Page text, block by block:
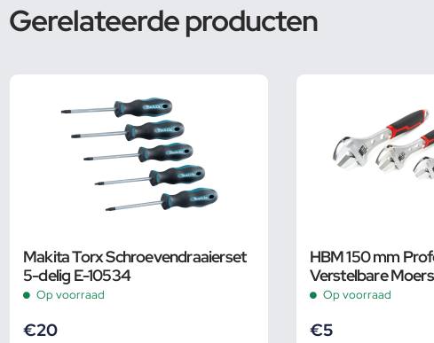
Gerelateerde producten
Makita Torx Schroevendraaierset
5-delig E-10534
Op voorraad
€20
HBM 150 mm
Verstelbare
Pijpsleutel
Op voorraad
€5